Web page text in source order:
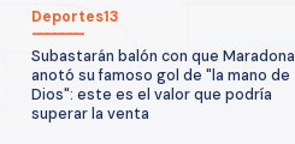
Deportes13
Subastarán balón con que Maradona
anotó su famoso gol de "la mano de
Dios": este es el valor que podría
superar la venta